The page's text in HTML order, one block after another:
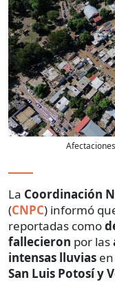
La Coordinación
(CNPC) informó
reportadas como
fallecieron por las
intensas lluvias en
San Luis Potosí y